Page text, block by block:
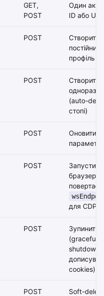
GET,
POST
Один
ID або
POST
Створити
постійний
профіль
POST
Створити
(auto-
стопі)
POST
Оновити
POST
Запустити
браузер ->
повертає
для CDP
POST
Зупинити
(graceful
shutdown
cookies)
POST
Soft-